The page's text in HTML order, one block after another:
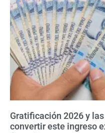
Gratificación 2026 y
convertir este ingreso